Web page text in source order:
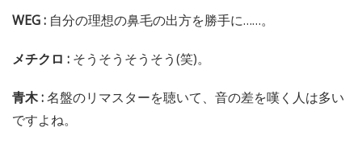
WEG : 自分の理想の鼻毛の出方を勝手に……。
メチクロ : そうそうそうそう(笑)。
青木 :名盤のリマスターを聴いて、音の差を嘆く人は多い
ですよね。